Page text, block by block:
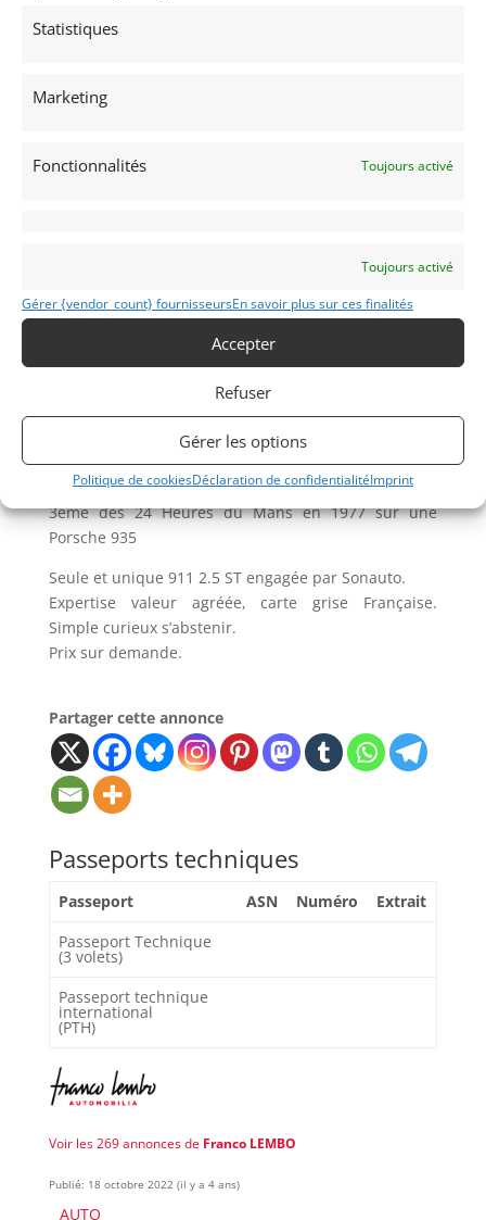
Statistiques
Marketing
Fonctionnalités Toujours activé
Toujours activé
Gérer {vendor_count} fournisseursEn savoir plus sur ces finalités
Accepter
Refuser
Gérer les options
Politique de cookiesDéclaration de confidentialitéImprint
spécialistes des courses d’endurance, il fut titré à
du Mans :
Vainqueur des 24 Heures de Daytona de 1983 sur
Vainqueur des 24 Heures de Spa en 1969 sur une
Vainqueur du championnat de France en 1972 sur
Vainqueur des 300 kilomètres du Nürburgring en
2ème des 24 Heures de Daytona 1973 et 1976
2ème des 24 Heures de Spa 1974
2ème des 6 Heures d’Hockenheim 1977
3ème des 1 000 kilomètres de Paris 1970 et 1971
3ème du Tour de France Automobile en 1971 sur
notre Porsche 911 ST (avec Jean-Claude Morenas)
3ème des 24 Heures du Mans en 1977 sur une
Porsche 935
Seule et unique 911 2.5 ST engagée par Sonauto.
Expertise valeur agréée, carte grise Française.
Simple curieux s’abstenir.
Prix sur demande.
Partager cette annonce
Passeports techniques
Passeport ASN Numéro
Extrait
Passeport Technique
(3 volets)
Passeport technique
international
(PTH)
Voir les 269 annonces de Franco LEMBO
Publié: 18 octobre 2022 (il y a 4 ans)
AUTO